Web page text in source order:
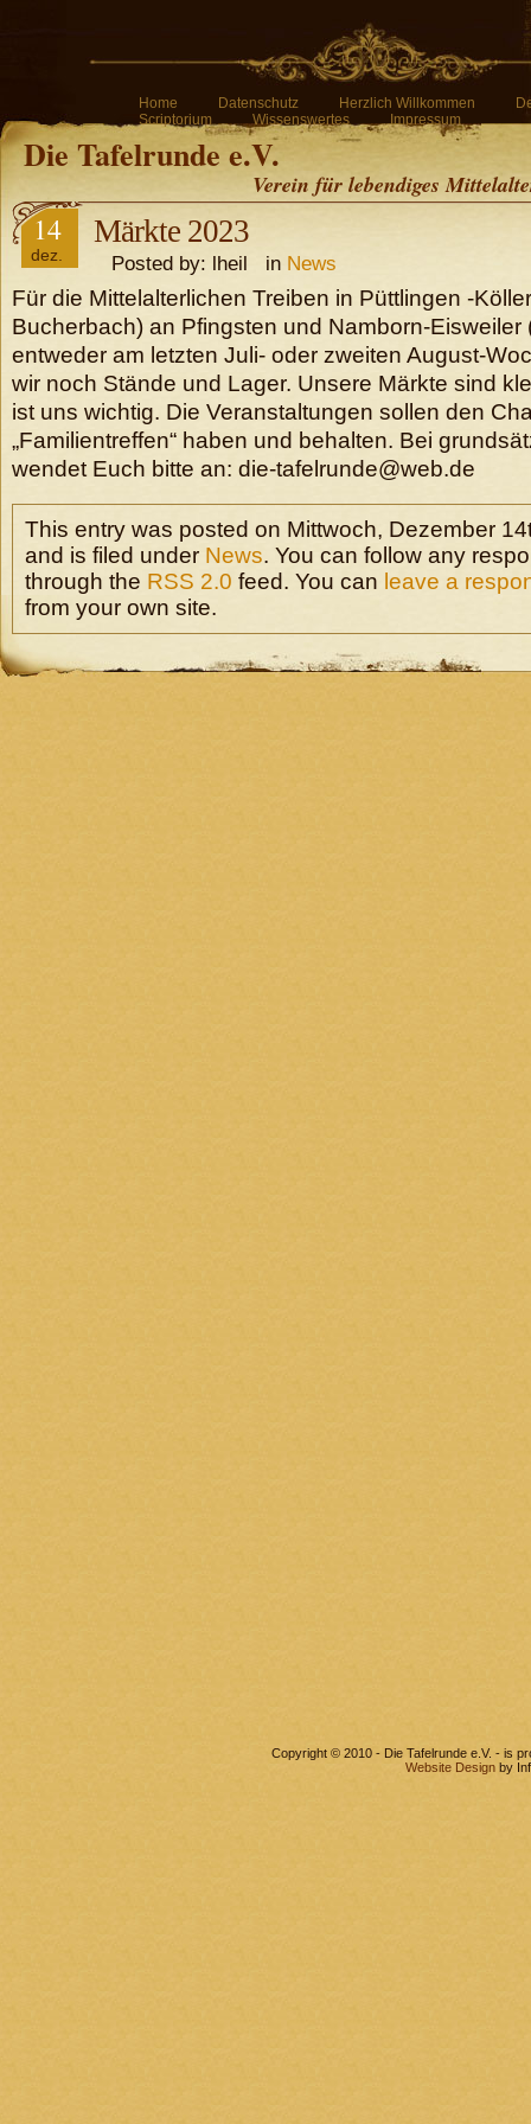
Home Datenschutz Herzlich Willkommen
Scriptorium
Wissenswertes Impressum
Die Tafelrunde e.V.
Verein für lebendiges
14
dez.
Märkte 2023
Posted by: lheil in News
Für die Mittelalterlichen Treiben in Püttlingen -
Bucherbach) an Pfingsten und Namborn-Eisweiler
entweder am letzten Juli- oder zweiten August-
wir noch Stände und Lager. Unsere Märkte sind
ist uns wichtig. Die Veranstaltungen sollen den
„Familientreffen“ haben und behalten. Bei
wendet Euch bitte an: die-tafelrunde@web.de
This entry was posted on Mittwoch, Dezember
and is filed under News. You can follow any
through the RSS 2.0 feed. You can leave a
from your own site.
Copyright © 2010 - Die Tafelrunde e.V. - is
Website Design by